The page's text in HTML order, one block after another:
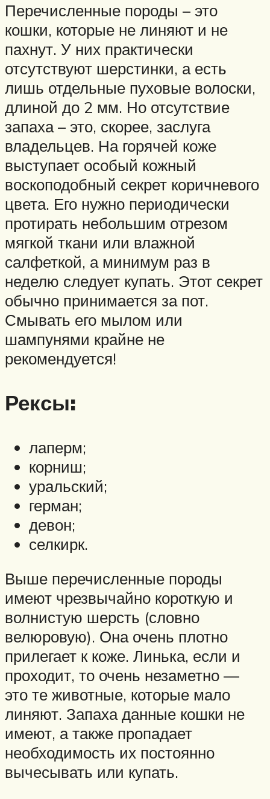
Перечисленные породы – это
кошки, которые не линяют и не
пахнут. У них практически
отсутствуют шерстинки, а есть
лишь отдельные пуховые волоски,
длиной до 2 мм. Но отсутствие
запаха – это, скорее, заслуга
владельцев. На горячей коже
выступает особый кожный
воскоподобный секрет коричневого
цвета. Его нужно периодически
протирать небольшим отрезом
мягкой ткани или влажной
салфеткой, а минимум раз в
неделю следует купать. Этот секрет
обычно принимается за пот.
Смывать его мылом или
шампунями крайне не
рекомендуется!
Рексы:
лаперм;
корниш;
уральский;
герман;
девон;
селкирк.
Выше перечисленные породы
имеют чрезвычайно короткую и
волнистую шерсть (словно
велюровую). Она очень плотно
прилегает к коже. Линька, если и
проходит, то очень незаметно —
это те животные, которые мало
линяют. Запаха данные кошки не
имеют, а также пропадает
необходимость их постоянно
вычесывать или купать.